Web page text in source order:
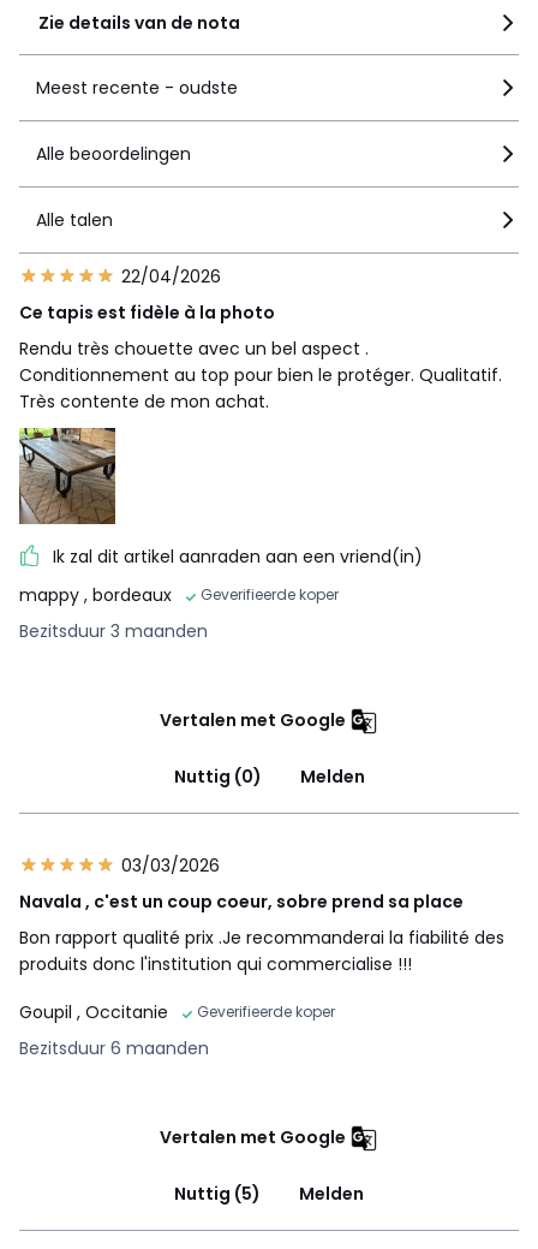
Zie details van de nota
Meest recente - oudste
Alle beoordelingen
Alle talen
22/04/2026
Ce tapis est fidèle à la photo
Rendu très chouette avec un bel aspect .
Conditionnement au top pour bien le protéger. Qualitatif.
Très contente de mon achat.
Ik zal dit artikel aanraden aan een vriend(in)
mappy , bordeaux Geverifieerde koper
Bezitsduur 3 maanden
Vertalen met Google
Nuttig (0) Melden
03/03/2026
Navala , c'est un coup coeur, sobre prend sa place
Bon rapport qualité prix .Je recommanderai la fiabilité des
produits donc l'institution qui commercialise !!!
Goupil , Occitanie Geverifieerde koper
Bezitsduur 6 maanden
Vertalen met Google
Nuttig (5) Melden